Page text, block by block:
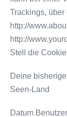
Trackings,
http://
http://
Stell die
Deine
Seen-Land
Datum